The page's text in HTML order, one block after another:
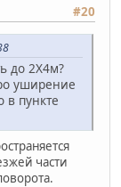
#20
до 2Х4м?
уширение
в пункте
части